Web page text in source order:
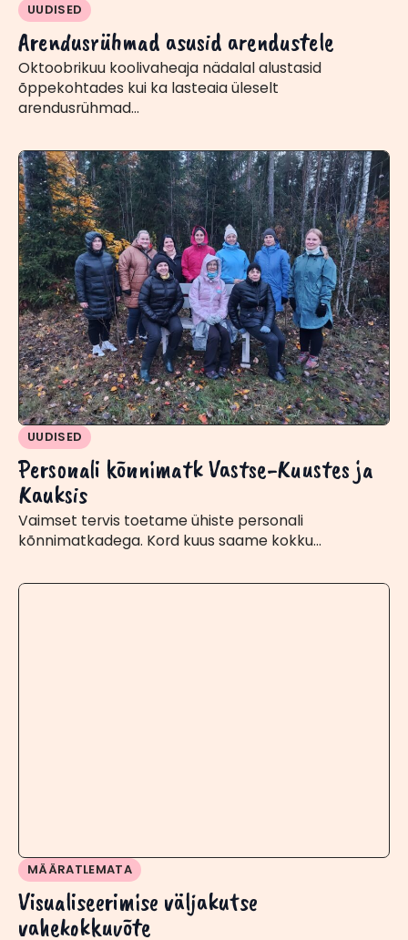
Arendusrühmad asusid arendustele
UUDISED
Oktoobrikuu koolivaheaja nädalal alustasid
õppekohtades kui ka lasteaia üleselt
arendusrühmad…
Personali kõnnimatk Vastse-Kuustes ja
Kauksis
UUDISED
Vaimset tervis toetame ühiste personali
kõnnimatkadega. Kord kuus saame kokku…
Visualiseerimise väljakutse
vahekokkuvõte
MÄÄRATLEMATA